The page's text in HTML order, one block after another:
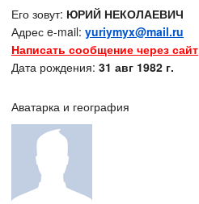
Его зовут: ЮРИЙ НЕКОЛАЕВИЧ
Адрес e-mail: yuriymyx@mail.ru
Написать сообщение через сайт
Дата рождения: 31 авг 1982 г.
Аватарка и география